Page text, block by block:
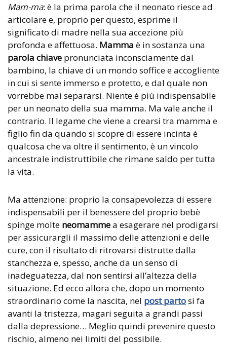
Mam-ma: è la prima parola che il neonato riesce ad
articolare e, proprio per questo, esprime il
significato di madre nella sua accezione più
profonda e affettuosa. Mamma è in sostanza una
parola chiave pronunciata inconsciamente dal
bambino, la chiave di un mondo soffice e accogliente
in cui si sente immerso e protetto, e dal quale non
vorrebbe mai separarsi. Niente è più indispensabile
per un neonato della sua mamma. Ma vale anche il
contrario. Il legame che viene a crearsi tra mamma e
figlio fin da quando si scopre di essere incinta è
qualcosa che va oltre il sentimento, è un vincolo
ancestrale indistruttibile che rimane saldo per tutta
la vita.
Ma attenzione: proprio la consapevolezza di essere
indispensabili per il benessere del proprio bebè
spinge molte neomammea esagerare nel prodigarsi
per assicurargli il massimo delle attenzioni e delle
cure, con il risultato di ritrovarsi distrutte dalla
stanchezza e, spesso, anche da un senso di
inadeguatezza, dal non sentirsi all’altezza della
situazione. Ed ecco allora che, dopo un momento
straordinario come la nascita, nel post partosi fa
avanti la tristezza, magari seguita a grandi passi
dalla depressione… Meglio quindi prevenire questo
rischio, almeno nei limiti del possibile.